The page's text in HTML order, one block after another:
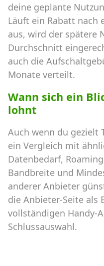
deine geplante
Läuft ein Rabatt nach
aus, wird der spätere
Durchschnitt
auch die
Monate verteilt.
Wann sich ein
lohnt
Auch wenn du gezielt
ein Vergleich mit
Datenbedarf,
Bandbreite und
anderer Anbieter
die Anbieter-Seite als
vollständigen Handy-
Schlussauswahl.